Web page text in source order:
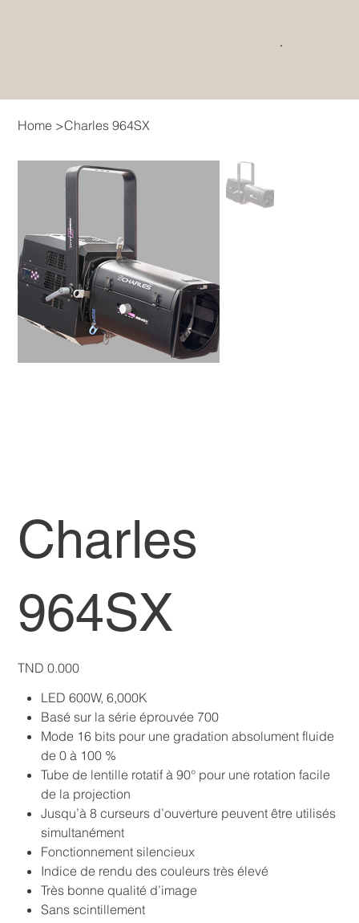
Home >Charles 964SX
Charles
964SX
Price
TND 0.000
LED 600W, 6,000K
Basé sur la série éprouvée 700
Mode 16 bits pour une gradation absolument fluide
de 0 à 100 %
Tube de lentille rotatif à 90° pour une rotation facile
de la projection
Jusqu’à 8 curseurs d’ouverture peuvent être utilisés
simultanément
Fonctionnement silencieux
Indice de rendu des couleurs très élevé
Très bonne qualité d’image
Sans scintillement